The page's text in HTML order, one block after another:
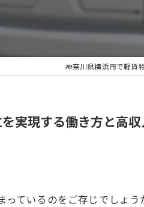
神奈川県横浜市で軽貨
実現する働き方と高
ているのをご存じでしょ